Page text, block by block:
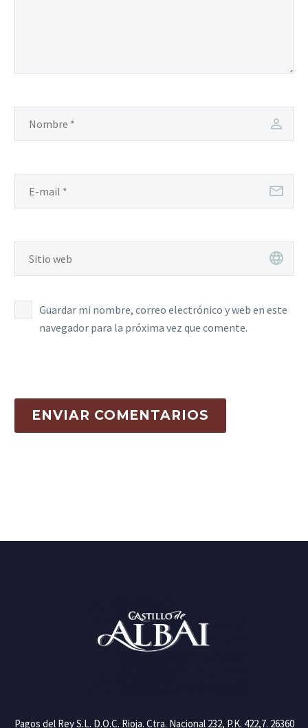
Guardar mi nombre, correo electrónico y web en este
navegador para la próxima vez que comente.
ENVIAR COMENTARIOS
Pagos del Rey S.L. D.O.C. Rioja. Ctra. Nacional 232, P.K. 422,7. 26360